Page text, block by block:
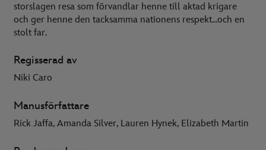
storslagen resa som förvandlar henne till aktad krigare
och ger henne den tacksamma nationens respekt...och en
stolt far.
Regisserad av
Niki Caro
Manusförfattare
Rick Jaffa, Amanda Silver, Lauren Hynek, Elizabeth Martin